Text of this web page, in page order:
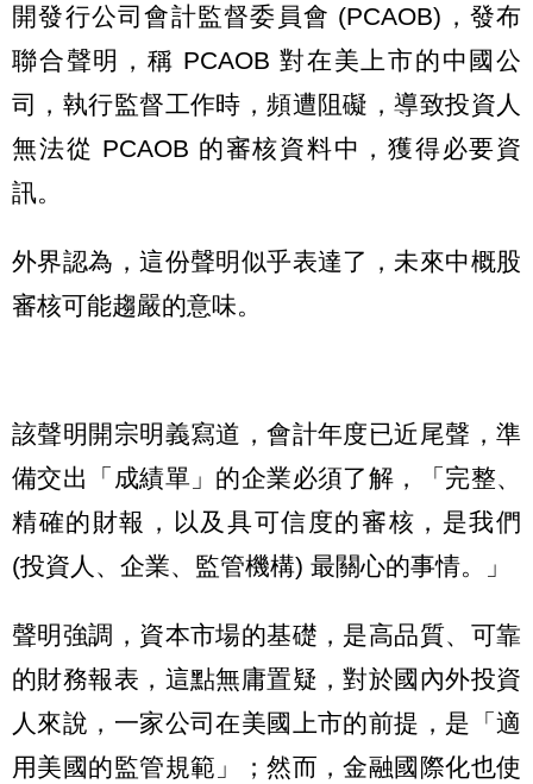
開發行公司會計監督委員會 (PCAOB)，發布
聯合聲明，稱 PCAOB 對在美上市的中國公
司，執行監督工作時，頻遭阻礙，導致投資人
無法從 PCAOB 的審核資料中，獲得必要資
訊。
外界認為，這份聲明似乎表達了，未來中概股
審核可能趨嚴的意味。
該聲明 開宗明義寫道，會計年度已近尾聲，準
備交出「成績單」的企業必須了解，「完整、
精確的財報，以及具可信度的審核，是我們
(投資人、企業、監管機構) 最關心的事情。」
聲明強調，資本市場的基礎，是高品質、可靠
的財務報表，這點無庸置疑，對於國內外投資
人來說，一家公司在美國上市的前提，是「適
用美國的監管規範」；然而，金融國際化也使